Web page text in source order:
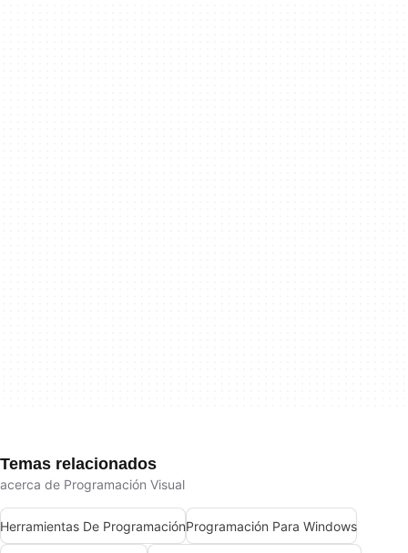
Temas relacionados
acerca de Programación Visual
Herramientas De ProgramaciónProgramación Para Windows